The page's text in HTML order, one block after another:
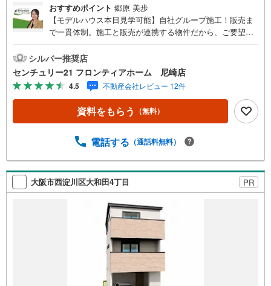
おすすめポイント 郷原 美歩
【モデルハウス本日見学可能】自社グループ施工！販売ま
で一貫体制。施工と販売が連携する物件だから、ご要望に
ない家づくり。～自社ブランド物件:建売価格で「理想」を
諦めない住まい～■なぜ建売価格で「理想」が叶うのか？施
工から販売までグループ内で完結させることで中間コスト
を徹底カット。その分を「広さ」と「性能」に還元しまし
た。■「お金の理想」も諦めない。専属FPによる無料相
談・家計の「見える化」で安心を教育費や老後資金など将
します。・プロならではのアドバイス「最適な銀行は？」
大活用まで、家計を守る具体的なプランをご提案。「自分
らしい家」と「安心できる将来」。どちらもフロンティア
で叶えませんか？当日の現地見学・FP相談も受付中です！
シルバー推奨店
センチュリー21 フロンティアホーム 尼崎店
4.5 不動産会社レビュー 12件
資料をもらう （無料）
電話する （通話料無料）
大阪市西淀川区大和田4丁目 PR